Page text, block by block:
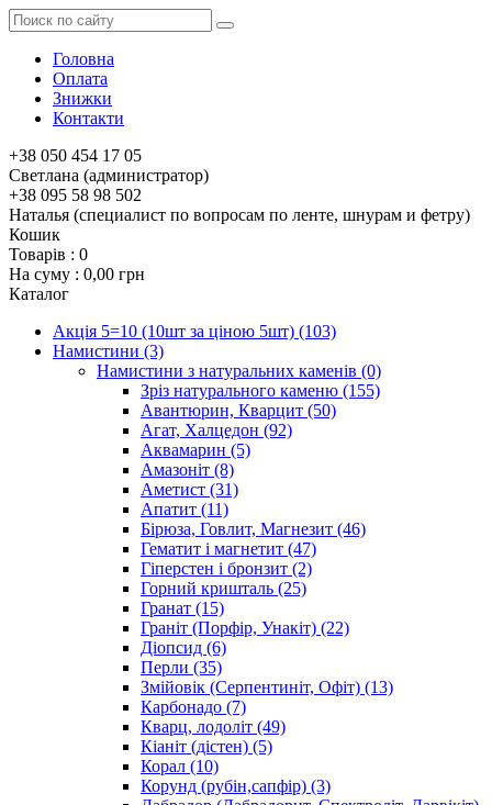
Головна
Оплата
Знижки
Контакти
+38 050 454 17 05
Светлана (администратор)
+38 095 58 98 502
Наталья (специалист по вопросам по ленте, шнурам и фетру)
Кошик
Товарів : 0
На суму : 0,00 грн
Каталог
Акція 5=10 (10шт за ціною 5шт) (103)
Намистини (3)
Намистини з натуральних каменів (0)
Зріз натурального каменю (155)
Авантюрин, Кварцит (50)
Агат, Халцедон (92)
Аквамарин (5)
Амазоніт (8)
Аметист (31)
Апатит (11)
Бірюза, Говлит, Магнезит (46)
Гематит і магнетит (47)
Гіперстен і бронзит (2)
Горний кришталь (25)
Гранат (15)
Граніт (Порфір, Унакіт) (22)
Діопсид (6)
Перли (35)
Змійовік (Серпентиніт, Офіт) (13)
Карбонадо (7)
Кварц, лодоліт (49)
Кіаніт (дістен) (5)
Корал (10)
Корунд (рубін,сапфір) (3)